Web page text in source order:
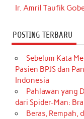
Ir. Amril Taufik
POSTING TERBARU
Sebelum Kata
Pasien BPJS dan
Indonesia
Pahlawan yang
dari Spider-Man:
Beras, Rempah,